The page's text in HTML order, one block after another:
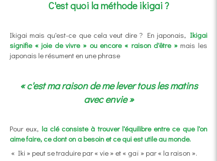
C'est quoi la méthode ikigai ?
Ikigai mais qu'est-ce que cela veut dire ? En japonais, Ikigai
signifie « joie de vivre » ou encore « raison d'être »mais les
japonais le résument en une phrase
« c'est ma raison de me lever tous les matins
avec envie »
Pour eux, la clé consiste à trouver l'équilibre entre ce que l'on
aime faire, ce dont on a besoin et ce qui est utile au monde.
« Iki » peut se traduire par « vie » et « gaï » par « la raison ».